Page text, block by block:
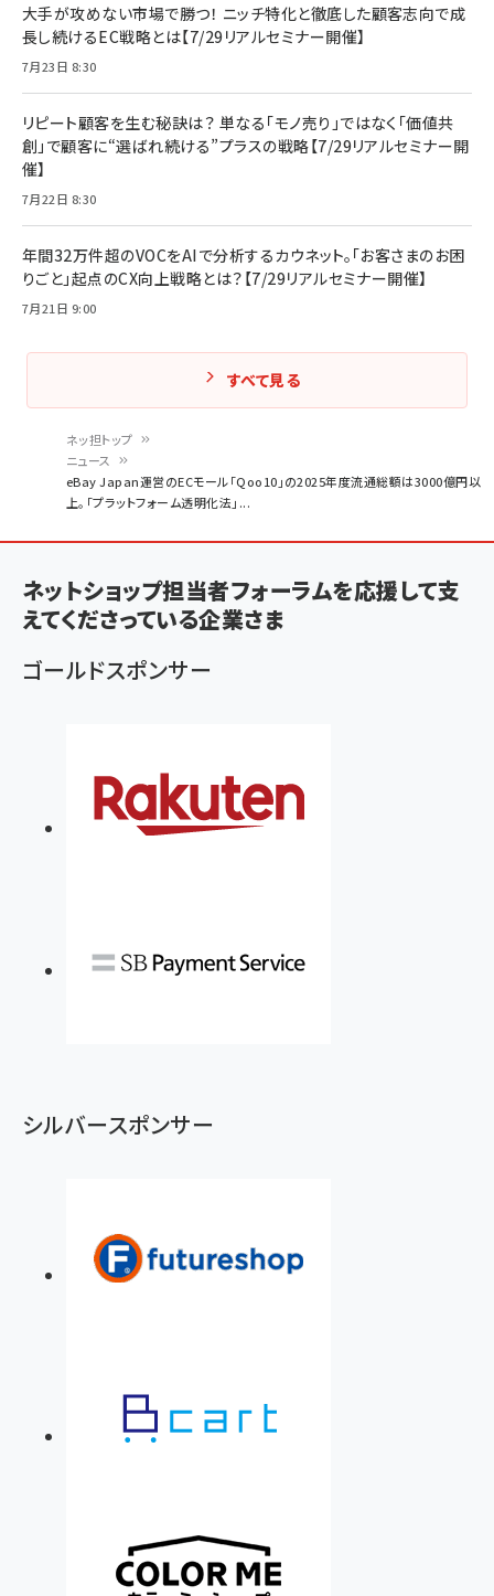
く
ず
ネッ担トップ
ニュース
eBay Japan運営のECモール「Qoo10」の2025年度流通総額は3000億円以
上。「プラットフォーム透明化法」...
大手が攻めない市場で勝つ！ ニッチ特化と徹底した顧客志向で成
長し続けるEC戦略とは【7/29リアルセミナー開催】
7月23日 8:30
リピート顧客を生む秘訣は？ 単なる「モノ売り」ではなく「価値共
創」で顧客に“選ばれ続ける”プラスの戦略【7/29リアルセミナー開
催】
7月22日 8:30
年間32万件超のVOCをAIで分析するカウネット。「お客さまのお困
りごと」起点のCX向上戦略とは？【7/29リアルセミナー開催】
7月21日 9:00
すべて見る
ネットショップ担当者フォーラムを応援して支
えてくださっている企業さま
ゴールドスポンサー
シルバースポンサー